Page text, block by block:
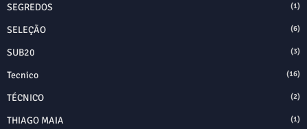
SEGREDOS (1)
SELEÇÃO (6)
SUB20 (3)
Tecnico (16)
TÉCNICO (2)
THIAGO MAIA (1)